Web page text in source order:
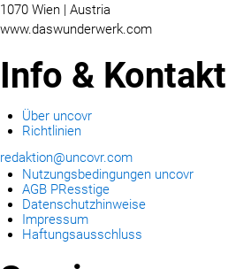
1070 Wien | Austria
www.daswunderwerk.com
Info & Kontakt
Über uncovr
Richtlinien
redaktion@uncovr.com
Nutzungsbedingungen uncovr
AGB PResstige
Datenschutzhinweise
Impressum
Haftungsausschluss